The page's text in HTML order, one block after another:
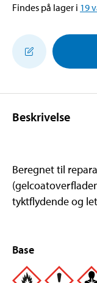
Findes på lager i 19
Beskrivelse
Beregnet til
tyktflydende og
Base